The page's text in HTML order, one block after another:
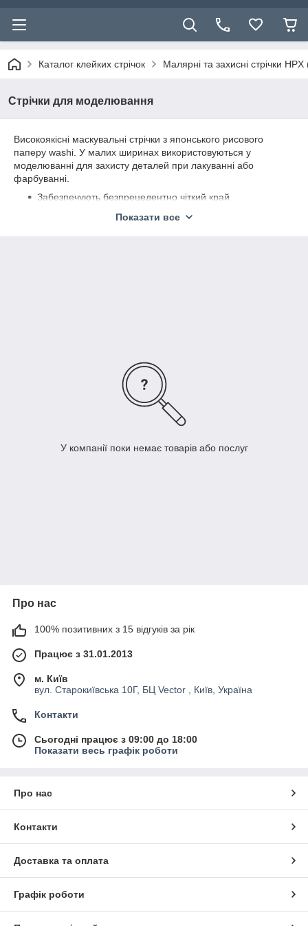
Каталог клейких стрічок Малярні та захисні стрічки HPX
Стрічки для моделювання
Високоякісні маскувальні стрічки з японського рисового
паперу washi. У малих ширинах використовуються у
моделюванні для захисту деталей при лакуванні або
фарбуванні.
Забезпечують безпрецедентно чіткий край
Стійкі до УФ, вологи, розчинників
Показати все
У компанії поки немає товарів або послуг
Про нас
100% позитивних з 15 відгуків за рік
Працює з 31.01.2013
м. Київ
вул. Старокиївська 10Г, БЦ Vector , Київ, Україна
Контакти
Сьогодні працює з 09:00 до 18:00
Показати весь графік роботи
Про нас
Контакти
Доставка та оплата
Графік роботи